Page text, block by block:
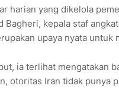
harian yang dikelola
Bagheri, kepala staf
upaya nyata
ia terlihat mengatakan
otoritas Iran tidak